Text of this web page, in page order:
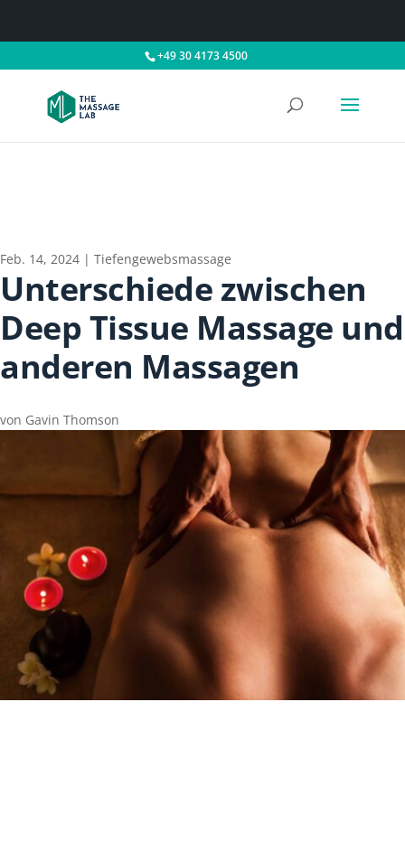
+49 30 4173 4500
Feb. 14, 2024 | Tiefengewebsmassage
Unterschiede zwischen
Deep Tissue Massage und
anderen Massagen
von Gavin Thomson